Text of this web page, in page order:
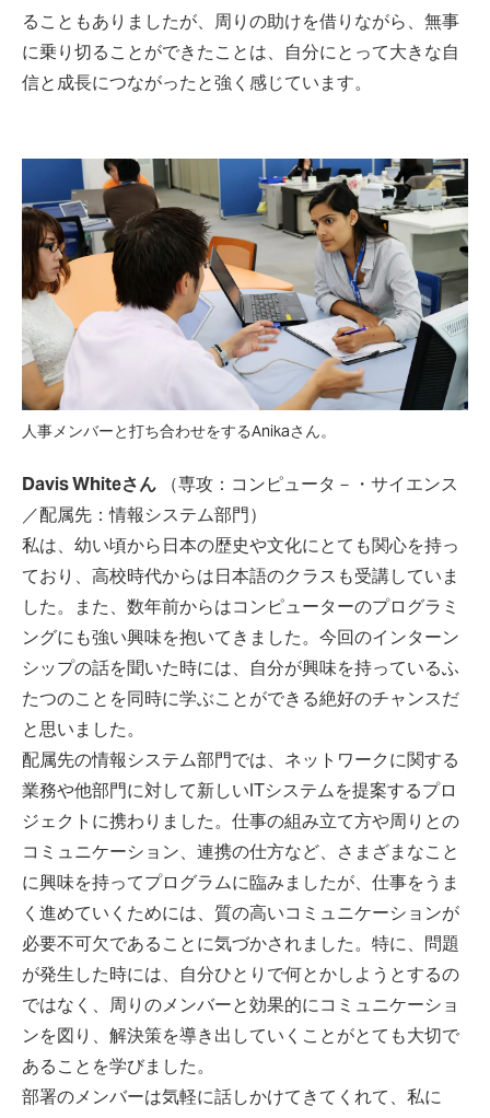
ることもありましたが、周りの助けを借りながら、無事
に乗り切ることができたことは、自分にとって大きな自
信と成長につながったと強く感じています。
人事メンバーと打ち合わせをするAnikaさん。
Davis Whiteさん （専攻：コンピュータ－・サイエンス
／配属先：情報システム部門）
私は、幼い頃から日本の歴史や文化にとても関心を持っ
ており、高校時代からは日本語のクラスも受講していま
した。また、数年前からはコンピューターのプログラミ
ングにも強い興味を抱いてきました。今回のインターン
シップの話を聞いた時には、自分が興味を持っているふ
たつのことを同時に学ぶことができる絶好のチャンスだ
と思いました。
配属先の情報システム部門では、ネットワークに関する
業務や他部門に対して新しいITシステムを提案するプロ
ジェクトに携わりました。仕事の組み立て方や周りとの
コミュニケーション、連携の仕方など、さまざまなこと
に興味を持ってプログラムに臨みましたが、仕事をうま
く進めていくためには、質の高いコミュニケーションが
必要不可欠であることに気づかされました。特に、問題
が発生した時には、自分ひとりで何とかしようとするの
ではなく、周りのメンバーと効果的にコミュニケーショ
ンを図り、解決策を導き出していくことがとても大切で
あることを学びました。
部署のメンバーは気軽に話しかけてきてくれて、私に